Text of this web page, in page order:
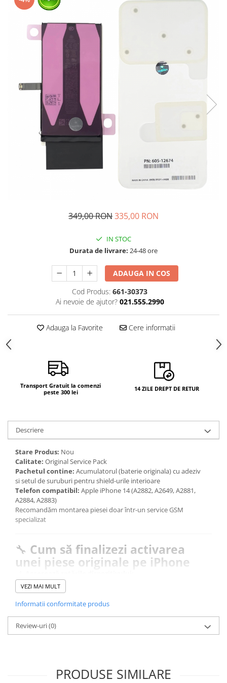
349,00 RON335,00 RON
IN STOC
Durata de livrare: 24-48 ore
ADAUGA IN COS
Cod Produs: 661-30373
Ai nevoie de ajutor? 021.555.2990
Adauga la Favorite Cere informatii
Transport Gratuit la comenzi
peste 300 lei
14 ZILE DREPT DE RETUR
Descriere
Stare Produs: Nou
Calitate: Original Service Pack
Pachetul contine: Acumulatorul (baterie originala) cu adeziv
si setul de suruburi pentru shield-urile interioare
Telefon compatibil: Apple iPhone 14 (A2882, A2649, A2881,
A2884, A2883)
Recomandăm montarea piesei doar într-un service GSM
specializat
🔧 Cum să finalizezi activarea
unei piese originale pe iPhone
Mergi laSetări
componente și service
Inițiază procesul de activare:
vedea opțiunea
Atinge această opțiune.
Urmează pașii indicați pentru a finaliza procesul de
calibrare a piesei.
VEZI MAI MULT
Informatii conformitate produs
Review-uri(0)
PRODUSE SIMILARE